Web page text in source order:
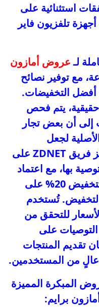
استثنائية على
تلفزيون فاير
عروض أمازون
مع توفير نصائح
التخفيضات.
يتم فحص
إلى أن بعض تجار
لجعل
الخصومات تبدو أكبر. لذا، يركز فريق ZDNET على
بها، مع اعتماد
معايير صارمة مثل أن يكون التخفيض 20% على
التخفيض. تُستخدم
للتحقق من
على
تقديم المنتجات
عالٍ من المستخدمين.
المبكرة المميزة
برايم: